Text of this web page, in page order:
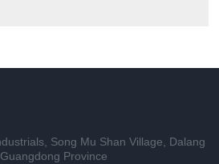
Song Mu Shan Village, Dalang
Province